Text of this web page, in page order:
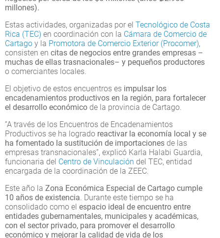
millones).
Estas actividades, organizadas por el Tecnológico de Costa
Rica (TEC) en coordinación con la Cámara de Comercio de
Cartago y la Promotora de Comercio Exterior (Procomer),
consisten en citas de negocios entre grandes empresas –
muchas de ellas trasnacionales– y pequeños productores
o comerciantes locales.
El objetivo de estos encuentros es impulsar los
encadenamientos productivos en la región, para fortalecer
el desarrollo económico de la provincia de Cartago.
“A través de los Encuentros de Encadenamientos
Productivos se ha logrado reactivar la economía local y se
ha fomentado la sustitución de importaciones de las
empresas transnacionales”, explicó Karla Halabi Guardia,
funcionaria del Centro de Vinculación del TEC, entidad
encargada de la coordinación de la ZEEC.
Este año la Zona Económica Especial de Cartago cumple
10 años de existencia. Durante este tiempo se ha
consolidado como el espacio ideal de encuentro entre
entidades gubernamentales, municipales y académicas,
con el sector privado, para promover el desarrollo
económico y mejorar la calidad de vida de los